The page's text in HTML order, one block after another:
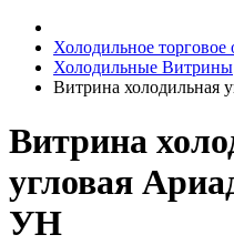
Холодильное торговое
Холодильные Витрины
Витрина холодильная
Витрина
угловая
УН